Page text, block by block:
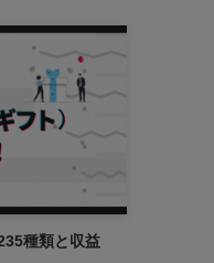
種類と収益